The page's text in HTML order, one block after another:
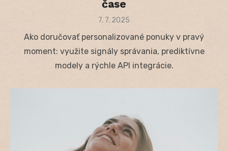
čase
Posted
7. 7. 2025
Ako doručovať personalizované ponuky v pravý
moment: využite signály správania, prediktívne
modely a rýchle API integrácie.